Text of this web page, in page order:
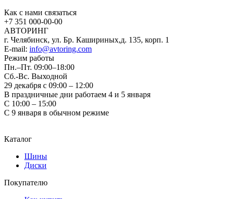
Как с нами связаться
+7 351 000-00-00
АВТОРИНГ
г. Челябинск, ул. Бр. Кашириных,д. 135, корп. 1
E-mail: info@avtoring.com
Режим работы
Пн.–Пт. 09:00–18:00
Сб.-Вс. Выходной
29 декабря с 09:00 – 12:00
В праздничные дни работаем 4 и 5 января
С 10:00 – 15:00
С 9 января в обычном режиме
Каталог
Шины
Диски
Покупателю